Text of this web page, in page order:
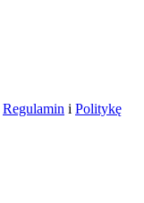
Regulamin i Politykę